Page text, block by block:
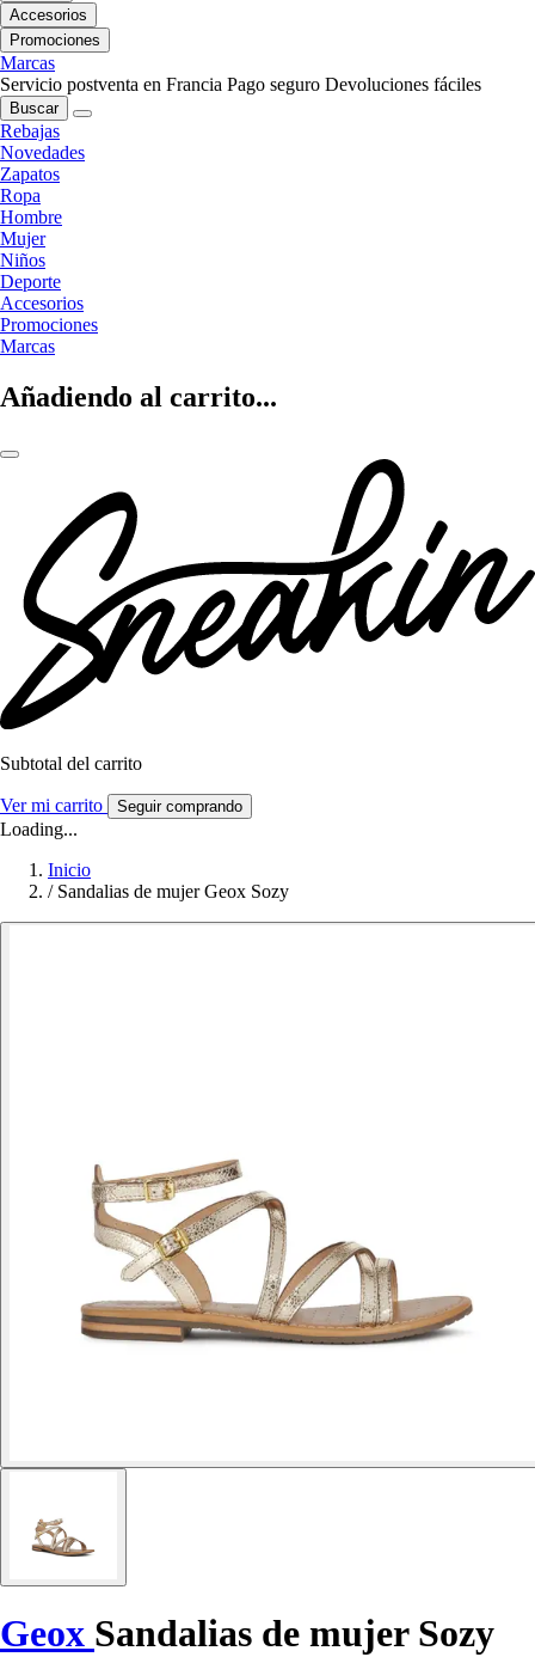
Accesorios
Promociones
Marcas
Servicio postventa en Francia Pago seguro Devoluciones fáciles
Buscar
Rebajas
Novedades
Zapatos
Ropa
Hombre
Mujer
Niños
Deporte
Accesorios
Promociones
Marcas
Añadiendo al carrito...
Subtotal del carrito
Ver mi carrito Seguir comprando
Loading...
Inicio
/ Sandalias de mujer Geox Sozy
Geox Sandalias de mujer Sozy